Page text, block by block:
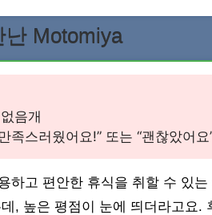
Motomiya
음개
족스러웠어요!” 또는 “괜찮았어요
하고 편안한 휴식을 취할 수 있
, 높은 평점이 눈에 띄더라고요.